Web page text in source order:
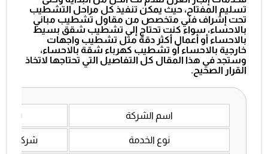
تسليم المفتاح، حيث يمكن تنفيذ كل مراحل التشطيب
تحت إشراف فني متخصص من مقاول تشطيب مباني
بالاحساء، سواء كنت تحتاج إلى تشطيب شقق بسيط
بالاحساء أو أعمال أكثر دقة مثل تشطيب واجهات
خارجية بالاحساء أو تشطيب كهرباء شقة بالاحساء،
وستجد في هذا المقال كل التفاصيل التي تحتاجها لاتخاذ
القرار الصحيح.
اسم الشركة شركة
نوع الخدمة شركة